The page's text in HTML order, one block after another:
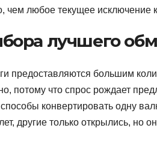
чем любое текущее исключение
лучшего
предоставляются большим
потому что спрос рождает
конвертировать одну
другие только открылись,